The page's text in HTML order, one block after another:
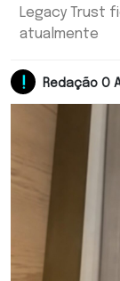
Legacy Trust
atualmente
Redação O